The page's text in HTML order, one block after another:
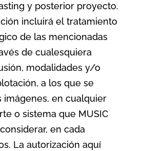
y posterior proyecto.
incluirá el tratamiento
de las mencionadas
de cualesquiera
modalidades y/o
a los que se
imágenes, en cualquier
o sistema que MUSIC
en cada
La autorización aquí